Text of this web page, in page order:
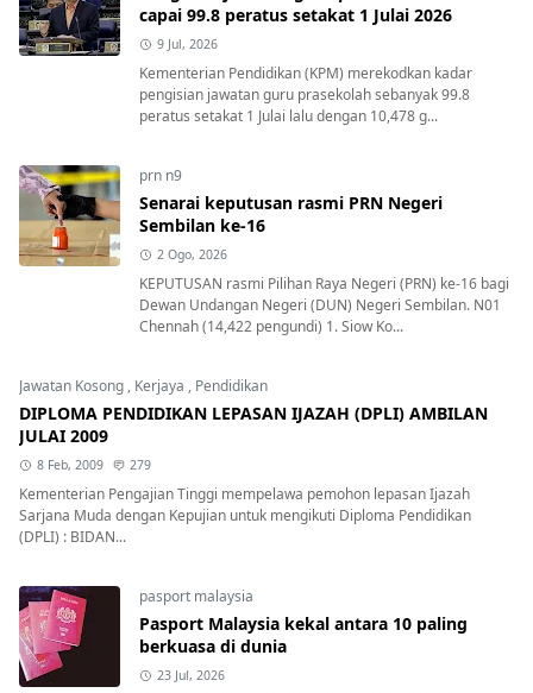
capai 99.8 peratus setakat 1 Julai 2026
9 Jul, 2026
Kementerian Pendidikan (KPM) merekodkan kadar
pengisian jawatan guru prasekolah sebanyak 99.8
peratus setakat 1 Julai lalu dengan 10,478 g...
prn n9
Senarai keputusan rasmi PRN Negeri
Sembilan ke-16
2 Ogo, 2026
KEPUTUSAN rasmi Pilihan Raya Negeri (PRN) ke-16 bagi
Dewan Undangan Negeri (DUN) Negeri Sembilan. N01
Chennah (14,422 pengundi) 1. Siow Ko...
Jawatan Kosong , Kerjaya , Pendidikan
DIPLOMA PENDIDIKAN LEPASAN IJAZAH (DPLI) AMBILAN
JULAI 2009
8 Feb, 2009 279
Kementerian Pengajian Tinggi mempelawa pemohon lepasan Ijazah
Sarjana Muda dengan Kepujian untuk mengikuti Diploma Pendidikan
(DPLI) : BIDAN...
pasport malaysia
Pasport Malaysia kekal antara 10 paling
berkuasa di dunia
23 Jul, 2026